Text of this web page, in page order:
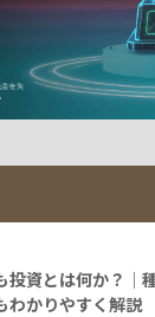
投資とは何か？｜
わかりやすく解説